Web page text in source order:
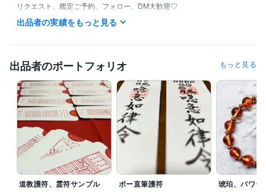
リクエスト、鑑定ご予約、フォロー、DM大歓迎♡
✦･━･✦･━･✦･━･✦･━･✦･━･✦･━･✦
落ちこんでしまう
疲れてしまった
考えたくない…
自分だけが……つらい
奥深く沈んでしまった感覚……
いまのあなたは
自分が自分でない感覚に
戸惑っているのではないでしょうか
未来はいくつかの分かれ道があります
ゆえに
出品者の実績をもっと見る
出品者のポートフォリオ もっと見る
道教護符、霊符サンプル ポー直筆護符 琥珀、パワー